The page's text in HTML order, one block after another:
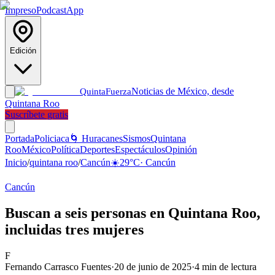
ImpresoPodcastApp
Edición
QuintaFuerzaNoticias de México, desde
Quintana Roo
Suscríbete gratis
PortadaPoliciaca 🌀 HuracanesSismosQuintana
RooMéxicoPolíticaDeportesEspectáculosOpinión
Inicio/quintana roo/Cancún☀️29°C· Cancún
Cancún
Buscan a seis personas en Quintana Roo,
incluidas tres mujeres
F
Fernando Carrasco Fuentes·20 de junio de 2025·4 min de lectura